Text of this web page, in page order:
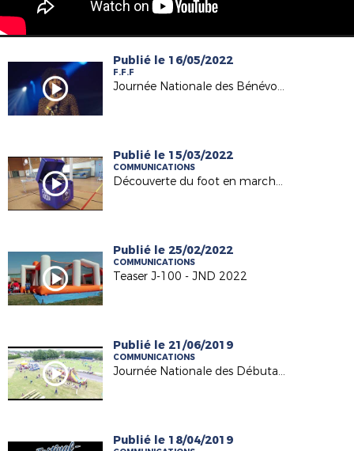
Publié le 16/05/2022
F.F.F
Journée Nationale des Bénévoles 2022
Publié le 15/03/2022
COMMUNICATIONS
Découverte du foot en marchant
Publié le 25/02/2022
COMMUNICATIONS
Teaser J-100 - JND 2022
Publié le 21/06/2019
COMMUNICATIONS
Journée Nationale des Débutants 2019
Publié le 18/04/2019